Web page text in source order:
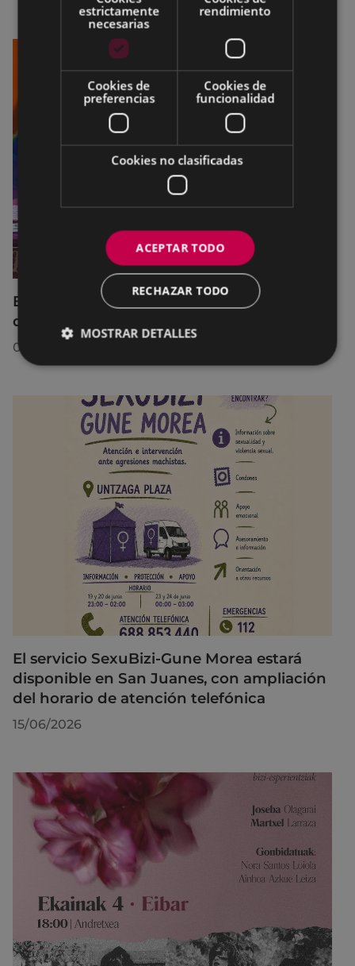
El servicio SexuBizi-Gune Morea estará
disponible en las fiestas de Amaña
01/07/2026
El servicio SexuBizi-Gune Morea estará
disponible en San Juanes, con ampliación
del horario de atención telefónica
15/06/2026
estrictamente
necesarias
rendimiento
Cookies de
preferencias
Cookies de
funcionalidad
Cookies no clasificadas
ACEPTAR TODO
RECHAZAR TODO
MOSTRAR DETALLES